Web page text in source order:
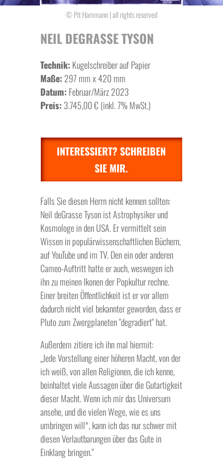
© Pit Hammann | all rights reserved
NEIL DEGRASSE TYSON
Technik: Kugelschreiber auf Papier
Maße: 297 mm x 420 mm
Datum: Februar/März 2023
Preis: 3.745,00 € (inkl. 7% MwSt.)
INTERESSIERT? SCHREIBEN
SIE MIR.
Falls Sie diesen Herrn nicht kennen sollten:
Neil deGrasse Tyson ist Astrophysiker und
Kosmologe in den USA. Er vermittelt sein
Wissen in populärwissenschaftlichen Büchern,
auf YouTube und im TV. Den ein oder anderen
Cameo-Auftritt hatte er auch, weswegen ich
ihn zu meinen Ikonen der Popkultur rechne.
Einer breiten Öffentlichkeit ist er vor allem
dadurch nicht viel bekannter geworden, dass er
Pluto zum Zwergplaneten "degradiert" hat.
Außerdem zitiere ich ihn mal hiermit:
„Jede Vorstellung einer höheren Macht, von der
ich weiß, von allen Religionen, die ich kenne,
beinhaltet viele Aussagen über die Gutartigkeit
dieser Macht. Wenn ich mir das Universum
ansehe, und die vielen Wege, wie es uns
umbringen will*, kann ich das nur schwer mit
diesen Verlautbarungen über das Gute in
Einklang bringen.“